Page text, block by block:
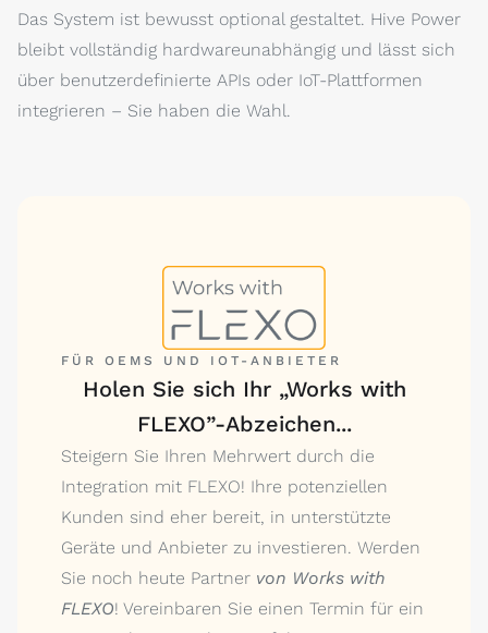
Das System ist bewusst optional gestaltet. Hive Power
bleibt vollständig hardwareunabhängig und lässt sich
über benutzerdefinierte APIs oder IoT-Plattformen
integrieren – Sie haben die Wahl.
FÜR OEMS UND IOT-ANBIETER
Holen Sie sich Ihr „Works with
FLEXO”-Abzeichen...
Steigern Sie Ihren Mehrwert durch die
Integration mit FLEXO! Ihre potenziellen
Kunden sind eher bereit, in unterstützte
Geräte und Anbieter zu investieren. Werden
Sie noch heute Partner von Works with
FLEXO! Vereinbaren Sie einen Termin für ein